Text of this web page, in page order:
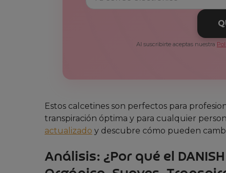
Al suscribirte aceptas nuestra
Estos calcetines son perfectos para
transpiración óptima y para cualquier
actualizado y descubre cómo pueden
Análisis: ¿Por qué el